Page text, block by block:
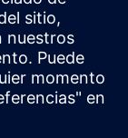
busca un
presencial,
facilitarnos
le